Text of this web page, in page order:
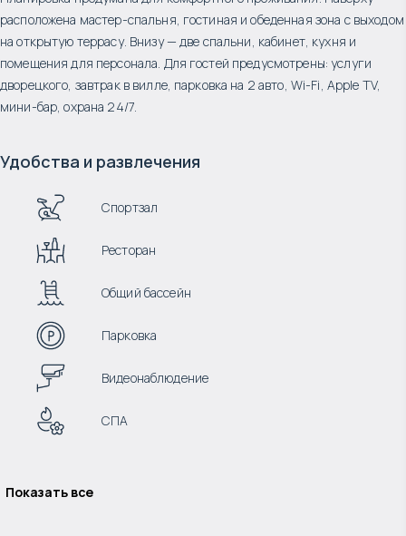
расположена мастер-спальня, гостиная и обеденная зона с выходом
на открытую террасу. Внизу — две спальни, кабинет, кухня и
помещения для персонала. Для гостей предусмотрены: услуги
дворецкого, завтрак в вилле, парковка на 2 авто, Wi-Fi, Apple TV,
мини-бар, охрана 24/7.
Удобства и развлечения
Спортзал
Ресторан
Общий бассейн
Парковка
Видеонаблюдение
СПА
Показать все